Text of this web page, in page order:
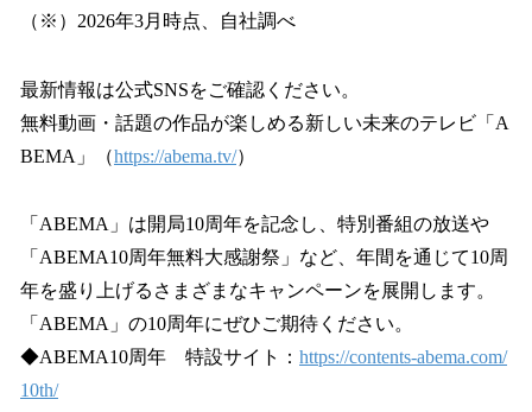
（※）2026年3月時点、自社調べ
最新情報は公式SNSをご確認ください。
無料動画・話題の作品が楽しめる新しい未来のテレビ「A
BEMA」（https://abema.tv/）
「ABEMA」は開局10周年を記念し、特別番組の放送や
「ABEMA10周年無料大感謝祭」など、年間を通じて10周
年を盛り上げるさまざまなキャンペーンを展開します。
「ABEMA」の10周年にぜひご期待ください。
◆ABEMA10周年 特設サイト： https://contents-abema.com/
10th/